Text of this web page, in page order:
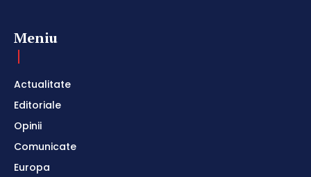
Meniu
Actualitate
Editoriale
Opinii
Comunicate
Europa